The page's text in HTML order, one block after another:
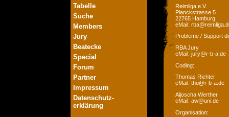
Tabelle
Suche
Members
Jury
Beatecke
Special
Forum
Partner
Impressum
Datenschutz-
erklärung
Reimliga e.V.
Planckstrasse 5
22765 Hamburg
eMail:
Probleme / Support
RBA Jury
eMail: jury@r-b-a.de
Coding:
Thomas Richter
eMail: tho@r-b-a.de
Aljoscha Werther
eMail: aw@uni.de
Organisation: